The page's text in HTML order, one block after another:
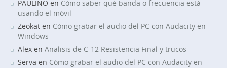
PAULINO en Cómo saber qué banda o frecuencia está
usando el móvil
Zeokat en Cómo grabar el audio del PC con Audacity en
Windows
Alex en Analisis de C-12 Resistencia Final y trucos
Serva en Cómo grabar el audio del PC con Audacity en